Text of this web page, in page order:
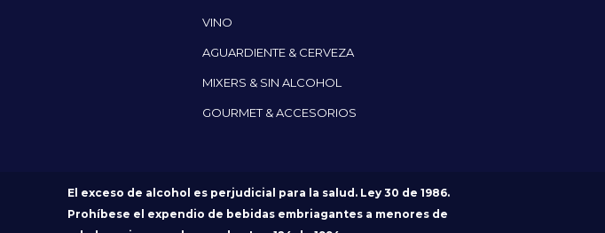
VINO
AGUARDIENTE & CERVEZA
MIXERS & SIN ALCOHOL
GOURMET & ACCESORIOS
El exceso de alcohol es perjudicial para la salud. Ley 30 de 1986.
Prohíbese el expendio de bebidas embriagantes a menores de